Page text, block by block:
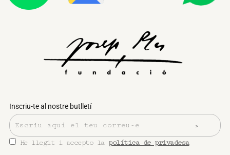
Inscriu-te al nostre butlletí
He llegit i accepto la política de privadesa